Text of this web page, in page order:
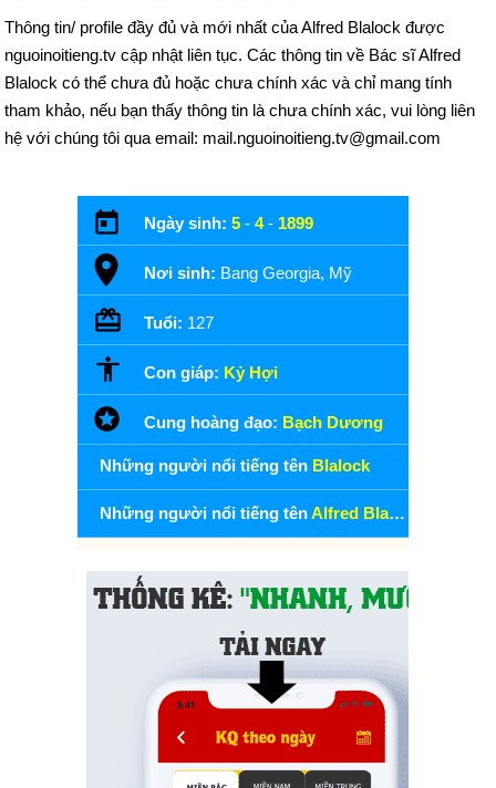
Thông tin/ profile đầy đủ và mới nhất của Alfred Blalock được
nguoinoitieng.tv cập nhật liên tục. Các thông tin về Bác sĩ Alfred
Blalock có thể chưa đủ hoặc chưa chính xác và chỉ mang tính
tham khảo, nếu bạn thấy thông tin là chưa chính xác, vui lòng liên
hệ với chúng tôi qua email: mail.nguoinoitieng.tv@gmail.com
Ngày sinh: 5 - 4- 1899
Nơi sinh: Bang Georgia, Mỹ
Tuổi: 127
Con giáp: Kỷ Hợi
Cung hoàng đạo: Bạch Dương
Những người nổi tiếng tên Blalock
Những người nổi tiếng tênAlfred Blalock